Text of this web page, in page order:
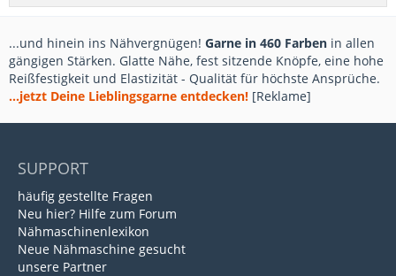
...und hinein ins Nähvergnügen! Garne in 460 Farben in allen
gängigen Stärken. Glatte Nähe, fest sitzende Knöpfe, eine hohe
Reißfestigkeit und Elastizität - Qualität für höchste Ansprüche.
...jetzt Deine Lieblingsgarne entdecken! [Reklame]
SUPPORT
häufig gestellte Fragen
Neu hier? Hilfe zum Forum
Nähmaschinenlexikon
Neue Nähmaschine gesucht
unsere Partner